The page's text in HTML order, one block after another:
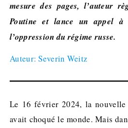
mesure des pages, l’auteur
Poutine et lance un appel à
l’oppression du régime russe.
Auteur: Severin Weitz
Le 16 février 2024, la nouvelle
avait choqué le monde. Mais